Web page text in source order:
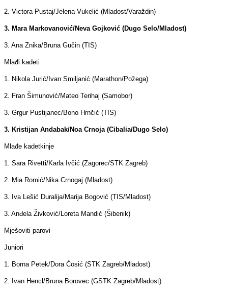
2. Victora Pustaj/Jelena Vukelić (Mladost/Varaždin)
3. Mara Markovanović/Neva Gojković (Dugo Selo/Mladost)
3. Ana Znika/Bruna Gučin (TIS)
Mlađi kadeti
1. Nikola Jurić/Ivan Smiljanić (Marathon/Požega)
2. Fran Šimunović/Mateo Terihaj (Samobor)
3. Grgur Pustijanec/Bono Hrnčić (TIS)
3. Kristijan Andabak/Noa Crnoja (Cibalia/Dugo Selo)
Mlađe kadetkinje
1. Sara Rivetti/Karla Ivčić (Zagorec/STK Zagreb)
2. Mia Romić/Nika Crnogaj (Mladost)
3. Iva Lešić Duralija/Marija Bogović (TIS/Mladost)
3. Anđela Živković/Loreta Mandić (Šibenik)
Mješoviti parovi
Juniori
1. Borna Petek/Dora Ćosić (STK Zagreb/Mladost)
2. Ivan Hencl/Bruna Borovec (GSTK Zagreb/Mladost)